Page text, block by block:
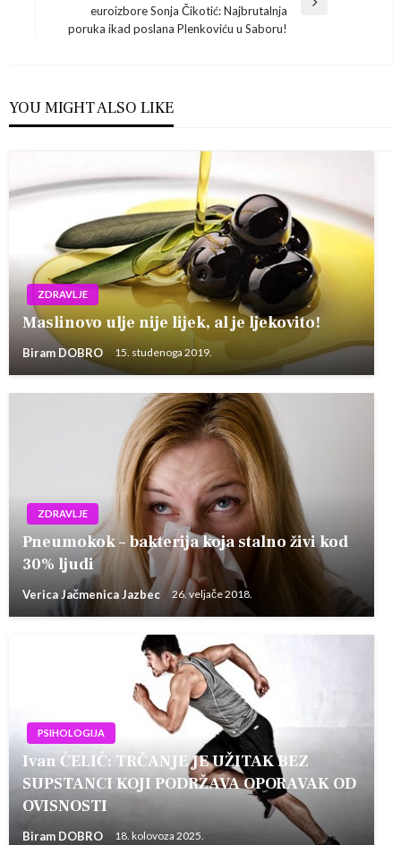
Post
euroizbore Sonja Čikotić: Najbrutalnja
poruka ikad poslana Plenkoviću u Saboru!
YOU MIGHT ALSO LIKE
ZDRAVLJE
Maslinovo ulje nije lijek, al je ljekovito!
Biram DOBRO 15. studenoga 2019.
ZDRAVLJE
Pneumokok – bakterija koja stalno živi kod
30% ljudi
Verica Jačmenica Jazbec 26. veljače 2018.
PSIHOLOGIJA
Ivan ĆELIĆ: TRČANJE JE UŽITAK BEZ
SUPSTANCI KOJI PODRŽAVA OPORAVAK OD
OVISNOSTI
Biram DOBRO 18. kolovoza 2025.